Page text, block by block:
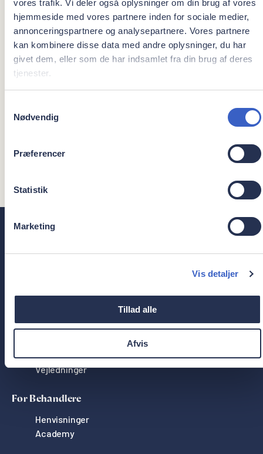
vores trafik. Vi deler også oplysninger om din brug af vores
hjemmeside med vores partnere inden for sociale medier,
annonceringspartnere og analysepartnere. Vores partnere
kan kombinere disse data med andre oplysninger, du har
givet dem, eller som de har indsamlet fra din brug af deres
tjenester.
Nødvendig
Præferencer
Statistik
Marketing
Vis detaljer
Tillad alle
Afvis
Behandlinger
Vejledninger
For Behandlere
Henvisninger
Academy